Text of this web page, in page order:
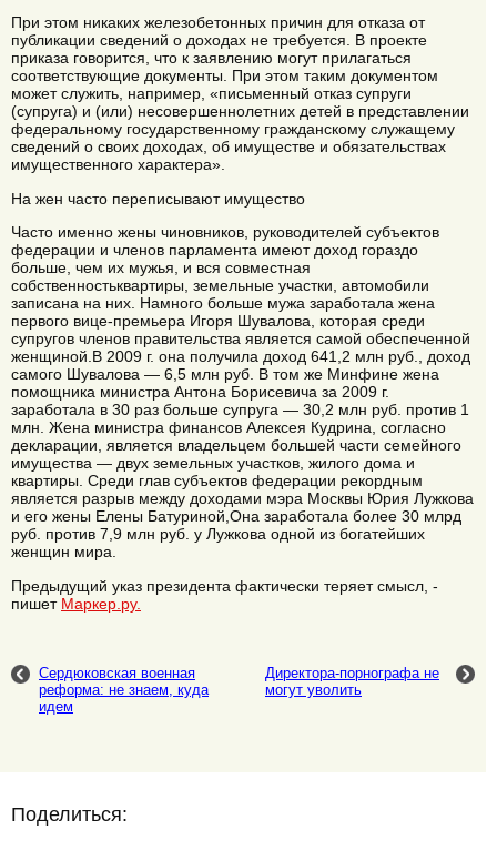
При этом никаких железобетонных причин для отказа от
публикации сведений о доходах не требуется. В проекте
приказа говорится, что к заявлению могут прилагаться
соответствующие документы. При этом таким документом
может служить, например, «письменный отказ супруги
(супруга) и (или) несовершеннолетних детей в представлении
федеральному государственному гражданскому служащему
сведений о своих доходах, об имуществе и обязательствах
имущественного характера».
На жен часто переписывают имущество
Часто именно жены чиновников, руководителей субъектов
федерации и членов парламента имеют доход гораздо
больше, чем их мужья, и вся совместная
собственностьквартиры, земельные участки, автомобили
записана на них. Намного больше мужа заработала жена
первого вице-премьера Игоря Шувалова, которая среди
супругов членов правительства является самой обеспеченной
женщиной.В 2009 г. она получила доход 641,2 млн руб., доход
самого Шувалова — 6,5 млн руб. В том же Минфине жена
помощника министра Антона Борисевича за 2009 г.
заработала в 30 раз больше супруга — 30,2 млн руб. против 1
млн. Жена министра финансов Алексея Кудрина, согласно
декларации, является владельцем большей части семейного
имущества — двух земельных участков, жилого дома и
квартиры. Среди глав субъектов федерации рекордным
является разрыв между доходами мэра Москвы Юрия Лужкова
и его жены Елены Батуриной,Она заработала более 30 млрд
руб. против 7,9 млн руб. у Лужкова одной из богатейших
женщин мира.
Предыдущий указ президента фактически теряет смысл, -
пишет Маркер.ру.
Сердюковская военная
реформа: не знаем, куда
идем
Директора-порнографа не
могут уволить
Поделиться: